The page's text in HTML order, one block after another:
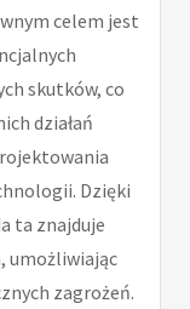
celem jest
skutków, co
działań
Dzięki
ta znajduje
umożliwiając
zagrożeń.